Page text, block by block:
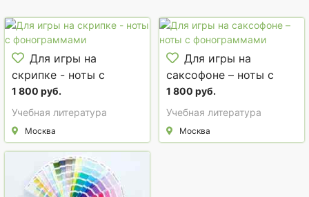
Для игры на
скрипке - ноты с
фонограммами
1 800 руб.
Учебная литература
Москва
Для игры на
саксофоне – ноты с
фонограммами
1 800 руб.
Учебная литература
Москва